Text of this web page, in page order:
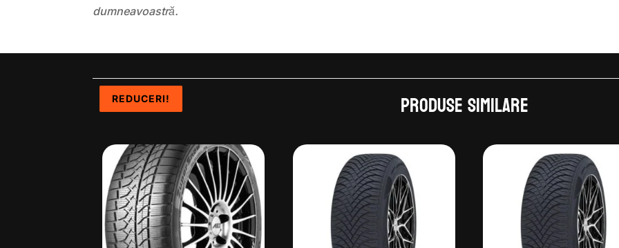
dumneavoastră.
Produse similare
REDUCERI!
REDUCERI!
REDUCERI!
REDUCERI!